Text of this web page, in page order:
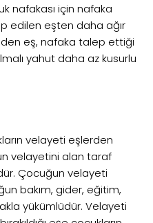
nafakası için nafaka
edilen eşten daha ağır
eş, nafaka talep ettiği
yahut daha az kusurlu
velayeti eşlerden
velayetini alan taraf
Çocuğun velayeti
bakım, gider, eğitim,
yükümlüdür. Velayeti